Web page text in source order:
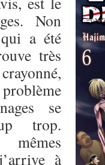
Non
a été
très
se
trop.
à